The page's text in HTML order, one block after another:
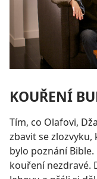
KOUŘENÍ
Tím, co Olafovi,
zbavit se
bylo poznání
kouření nezdravé.